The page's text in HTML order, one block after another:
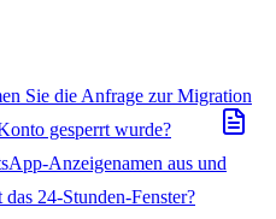
Sie die Anfrage zur Migration
gesperrt wurde?
Anzeigenamen aus und
das 24-Stunden-Fenster?